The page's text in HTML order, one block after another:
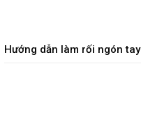
Hướng dẫn làm rối ngón tay